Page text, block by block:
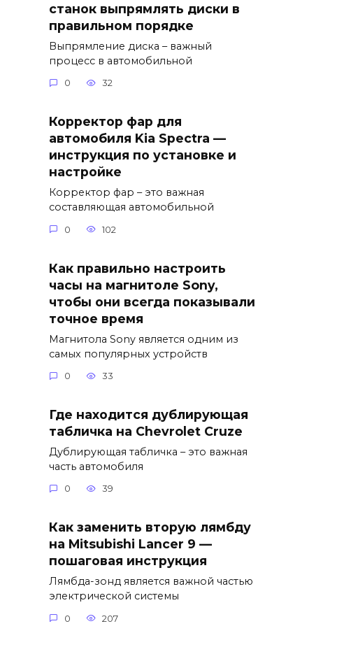
станок выпрямлять диски в
правильном порядке
Выпрямление диска – важный
процесс в автомобильной
0 32
Корректор фар для
автомобиля Kia Spectra —
инструкция по установке и
настройке
Корректор фар – это важная
составляющая автомобильной
0 102
Как правильно настроить
часы на магнитоле Sony,
чтобы они всегда показывали
точное время
Магнитола Sony является одним из
самых популярных устройств
0 33
Где находится дублирующая
табличка на Chevrolet Cruze
Дублирующая табличка – это важная
часть автомобиля
0 39
Как заменить вторую лямбду
на Mitsubishi Lancer 9 —
пошаговая инструкция
Лямбда-зонд является важной частью
электрической системы
0 207